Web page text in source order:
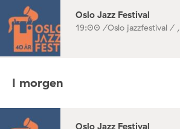
Oslo Jazz Festival
19:00 /Oslo jazzfestival / ,
I morgen
Oslo Jazz Festival